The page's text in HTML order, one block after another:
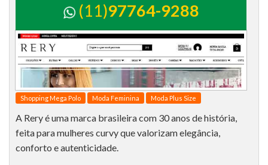
(11)97764-9288
Shopping Mega Polo Moda Feminina Moda Plus Size
A Rery é uma marca brasileira com 30 anos de história,
feita para mulheres curvy que valorizam elegância,
conforto e autenticidade.